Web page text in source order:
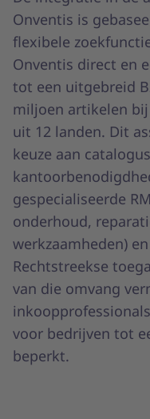
Onventis is
flexibele
Onventis direct en
tot een uitgebreid
miljoen artikelen bij
uit 12 landen. Dit
keuze aan
gespecialiseerde
onderhoud,
werkzaamheden)
Rechtstreekse
van die omvang
voor bedrijven tot
beperkt.